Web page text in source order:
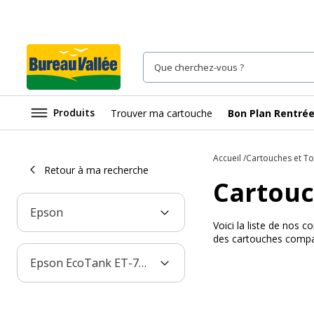
Produits Trouver ma cartouche Bon Plan Rentrée
Retour à ma recherche
Epson
Epson EcoTank ET-7750
Accueil Cartouches et
Voici la liste de nos
des cartouches